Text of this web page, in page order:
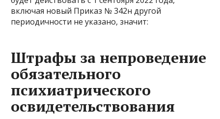
включая новый Приказ № 342н другой
периодичности не указано, значит:
Штрафы за непроведение
обязательного
психиатрического
освидетельствования